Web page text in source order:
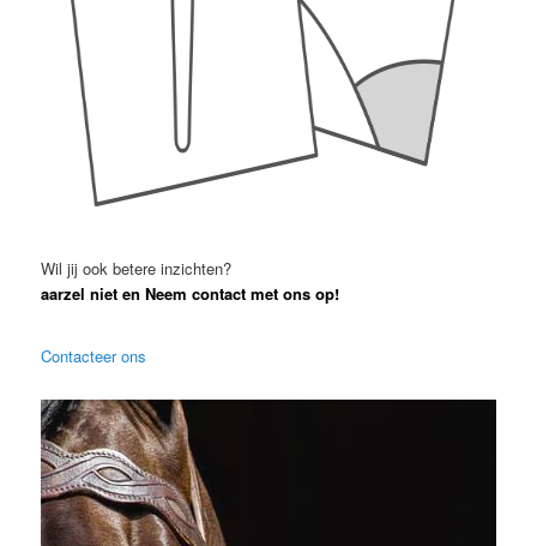
Wil jij ook betere inzichten?
aarzel niet en Neem contact met ons op!
Contacteer ons